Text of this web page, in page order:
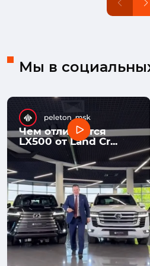
Мы в
Чем отличается
LX500 от Land Cr...